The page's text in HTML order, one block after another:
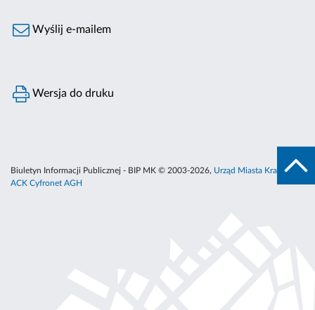
Wyślij e-mailem
Wersja do druku
Biuletyn Informacji Publicznej - BIP MK © 2003-2026, Urząd Miasta Krakowa
ACK Cyfronet AGH